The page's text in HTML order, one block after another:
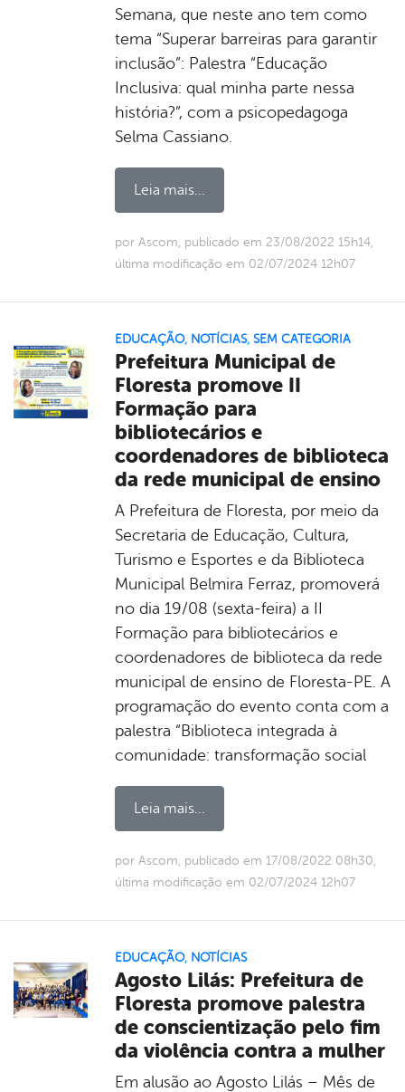
Semana, que neste ano tem como
tema “Superar barreiras para garantir
inclusão”: Palestra “Educação
Inclusiva: qual minha parte nessa
história?”, com a psicopedagoga
Selma Cassiano.
Leia mais...
por Ascom, publicado em 23/08/2022 15h14,
última modificação em 02/07/2024 12h07
EDUCAÇÃO, NOTÍCIAS, SEM CATEGORIA
Prefeitura Municipal de
Floresta promove II
Formação para
bibliotecários e
coordenadores de biblioteca
da rede municipal de ensino
A Prefeitura de Floresta, por meio da
Secretaria de Educação, Cultura,
Turismo e Esportes e da Biblioteca
Municipal Belmira Ferraz, promoverá
no dia 19/08 (sexta-feira) a II
Formação para bibliotecários e
coordenadores de biblioteca da rede
municipal de ensino de Floresta-PE. A
programação do evento conta com a
palestra “Biblioteca integrada à
comunidade: transformação social
Leia mais...
por Ascom, publicado em 17/08/2022 08h30,
última modificação em 02/07/2024 12h07
EDUCAÇÃO, NOTÍCIAS
Agosto Lilás: Prefeitura de
Floresta promove palestra
de conscientização pelo fim
da violência contra a mulher
Em alusão ao Agosto Lilás – Mês de